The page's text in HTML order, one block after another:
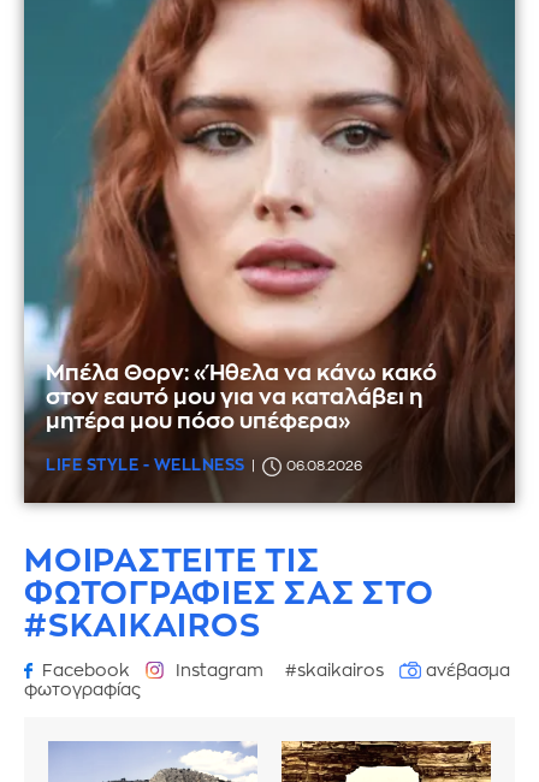
Μπέλα Θορν: «Ήθελα να κάνω κακό
στον εαυτό μου για να καταλάβει η
μητέρα μου πόσο υπέφερα»
LIFE STYLE - WELLNESS 06.08.2026
ΜΟΙΡΑΣΤΕΙΤΕ ΤΙΣ
ΦΩΤΟΓΡΑΦΙΕΣ ΣΑΣ ΣΤΟ
#SKAIKAIROS
Facebook Instagram #skaikairos
ανέβασμα
φωτογραφίας